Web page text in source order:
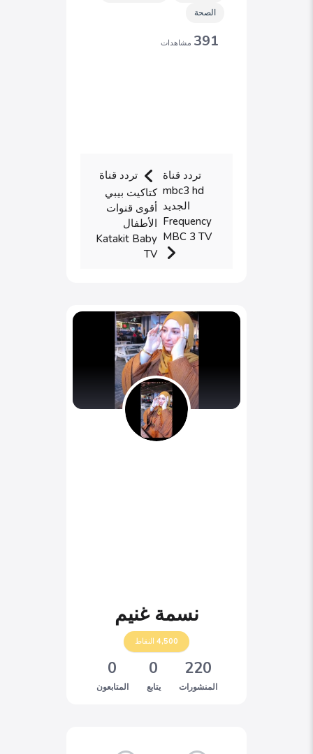
الصحة
391 مشاهدات
تردد قناة
كتاكيت بيبي
أقوى قنوات
الأطفال
Katakit Baby
TV
تردد قناة
mbc3 hd
الجديد
Frequency
MBC 3 TV
نسمة غنيم
4,500النقاط
220
المنشورات
0
يتابع
0
المتابعون